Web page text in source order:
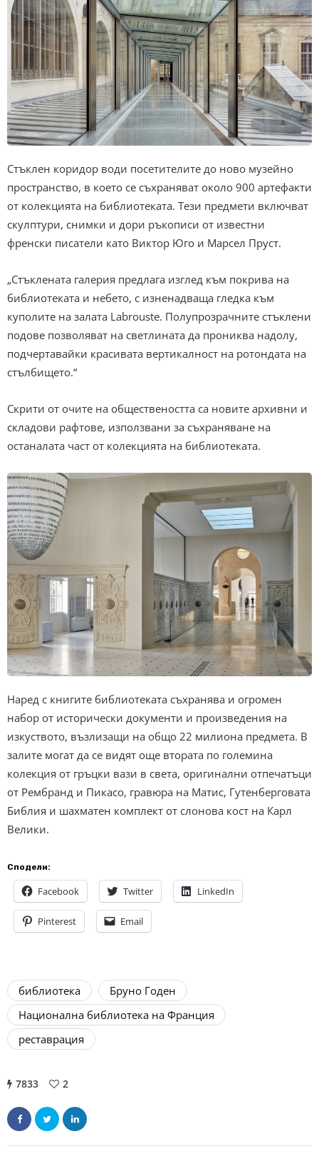
Стъклен коридор води посетителите до ново музейно
пространство, в което се съхраняват около 900 артефакти
от колекцията на библиотеката. Тези предмети включват
скулптури, снимки и дори ръкописи от известни
френски писатели като Виктор Юго и Марсел Пруст.
„Стъклената галерия предлага изглед към покрива на
библиотеката и небето, с изненадваща гледка към
куполите на залата Labrouste. Полупрозрачните стъклени
подове позволяват на светлината да прониква надолу,
подчертавайки красивата вертикалност на ротондата на
стълбището.“
Скрити от очите на обществеността са новите архивни и
складови рафтове, използвани за съхраняване на
останалата част от колекцията на библиотеката.
Наред с книгите библиотеката съхранява и огромен
набор от исторически документи и произведения на
изкуството, възлизащи на общо 22 милиона предмета. В
залите могат да се видят още втората по големина
колекция от гръцки вази в света, оригинални отпечатъци
от Рембранд и Пикасо, гравюра на Матис, Гутенберговата
Библия и шахматен комплект от слонова кост на Карл
Велики.
Сподели:
Facebook Twitter LinkedIn
Pinterest Email
библиотека
Бруно Годен
Национална библиотека на Франция
реставрация
7833 2